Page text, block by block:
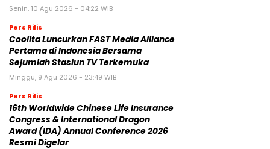
Senin, 10 Agu 2026 - 04:22 WIB
Pers Rilis
Coolita Luncurkan FAST Media Alliance
Pertama di Indonesia Bersama
Sejumlah Stasiun TV Terkemuka
Minggu, 9 Agu 2026 - 23:49 WIB
Pers Rilis
16th Worldwide Chinese Life Insurance
Congress & International Dragon
Award (IDA) Annual Conference 2026
Resmi Digelar